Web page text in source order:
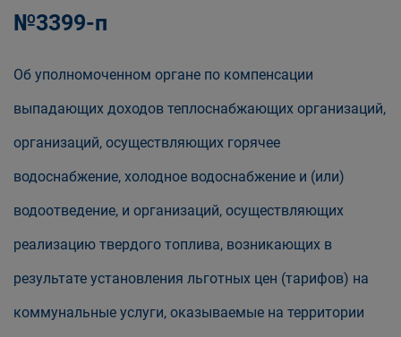
№3399-п
Об уполномоченном органе по компенсации
выпадающих доходов теплоснабжающих организаций,
организаций, осуществляющих горячее
водоснабжение, холодное водоснабжение и (или)
водоотведение, и организаций, осуществляющих
реализацию твердого топлива, возникающих в
результате установления льготных цен (тарифов) на
коммунальные услуги, оказываемые на территории